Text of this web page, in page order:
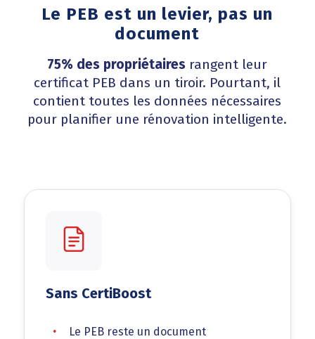
Le PEB est un levier, pas un
document
75% des propriétaires rangent leur
certificat PEB dans un tiroir. Pourtant, il
contient toutes les données nécessaires
pour planifier une rénovation intelligente.
Sans CertiBoost
Le PEB reste un document